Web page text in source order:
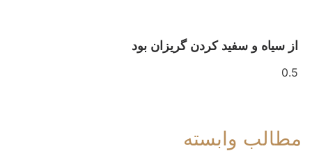
از سیاه و سفید کردن گریزان بود
مطالب وابسته